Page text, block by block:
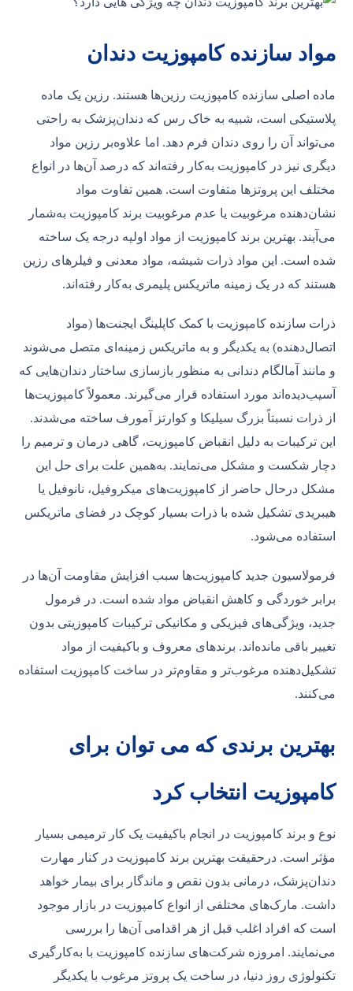
مواد سازنده کامپوزیت دندان
ماده اصلی سازنده کامپوزیت‌ رزین‌ها هستند. رزین یک ماده
پلاستیکی است، شبیه به خاک رس که دندان‌پزشک به راحتی
می‌تواند آن را روی دندان فرم دهد. اما علاوه‌بر رزین مواد
دیگری نیز در کامپوزیت به‌کار رفته‌اند که درصد آن‌ها در انواع
مختلف این پروتزها متفاوت است. همین تفاوت مواد
نشان‌دهنده مرغوبیت یا عدم مرغوبیت برند کامپوزیت به‌شمار
می‌آیند. بهترین برند کامپوزیت از مواد اولیه درجه یک ساخته
شده است. این مواد ذرات شیشه، مواد معدنی و فیلرهای رزین
هستند که در یک زمینه ماتریکس پلیمری به‌کار رفته‌اند.
ذرات سازنده کامپوزیت با کمک کاپلینگ ایجنت‌ها (مواد
اتصال‌دهنده) به یکدیگر و به ماتریکس زمینه‌ای متصل می‌شوند
و مانند آمالگام دندانی به منظور بازسازی ساختار دندان‌هایی که
آسیب‌دیده‌اند مورد استفاده قرار می‌گیرند. معمولاً کامپوزیت‌ها
از ذرات نسبتاً بزرگ سیلیکا و کوارتز آمورف ساخته می‌شدند.
این ترکیبات به دلیل انقباض کامپوزیت، گاهی درمان و ترمیم را
دچار شکست و مشکل می‌نمایند. به‌همین علت برای حل این
مشکل درحال حاضر از کامپوزیت‌های میکروفیل، نانوفیل یا
هیبریدی تشکیل شده با ذرات بسیار کوچک در فضای ماتریکس
استفاده می‌شود.
فرمولاسیون جدید کامپوزیت‌ها سبب افزایش مقاومت آن‌ها در
برابر خوردگی و کاهش انقباض مواد شده است. در فرمول
جدید، ویژگی‌های فیزیکی و مکانیکی ترکیبات کامپوزیتی بدون
تغییر باقی مانده‌اند. برندهای معروف و باکیفیت از مواد
تشکیل‌دهنده مرغوب‌تر و مقاوم‌تر در ساخت کامپوزیت استفاده
می‌کنند.
بهترین برندی که می توان برای
کامپوزیت انتخاب کرد
نوع و برند کامپوزیت در انجام باکیفیت یک کار ترمیمی بسیار
مؤثر است. درحقیقت بهترین برند کامپوزیت در کنار مهارت
دندان‌پزشک، درمانی بدون نقص و ماندگار برای بیمار خواهد
داشت. مارک‌های مختلفی از انواع کامپوزیت در بازار موجود
است که افراد اغلب قبل از هر اقدامی آن‌ها را بررسی
می‌نمایند. امروزه شرکت‌های سازنده کامپوزیت با به‌کارگیری
تکنولوژی روز دنیا، در ساخت یک پروتز مرغوب با یکدیگر